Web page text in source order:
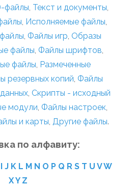
файлы, Текст и документы,
, Исполняемые файлы,
, Файлы игр, Образы
файлы, Файлы шрифтов,
файлы, Размеченные
резервных копий, Файлы
, Скрипты - исходный
модули, Файлы настроек,
и карты, Другие файлы.
по алфавиту:
I J K L M N O P Q R S T U VW
XY Z